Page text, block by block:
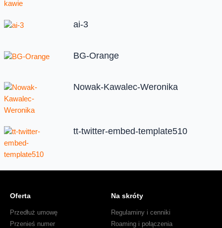
ai-3
BG-Orange
Nowak-Kawalec-Weronika
tt-twitter-embed-template510
Oferta
Przedłuż umowę
Przenieś numer
Na skróty
Regulaminy i cenniki
Roaming i połączenia